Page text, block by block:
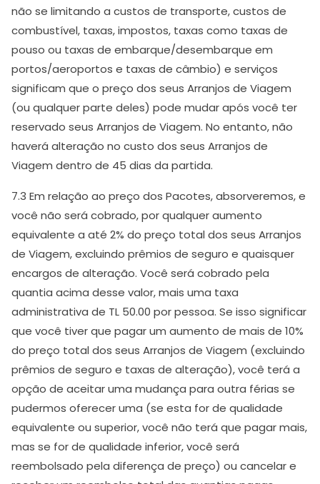
não se limitando a custos de transporte, custos de
combustível, taxas, impostos, taxas como taxas de
pouso ou taxas de embarque/desembarque em
portos/aeroportos e taxas de câmbio) e serviços
significam que o preço dos seus Arranjos de Viagem
(ou qualquer parte deles) pode mudar após você ter
reservado seus Arranjos de Viagem. No entanto, não
haverá alteração no custo dos seus Arranjos de
Viagem dentro de 45 dias da partida.
7.3 Em relação ao preço dos Pacotes, absorveremos, e
você não será cobrado, por qualquer aumento
equivalente a até 2% do preço total dos seus Arranjos
de Viagem, excluindo prêmios de seguro e quaisquer
encargos de alteração. Você será cobrado pela
quantia acima desse valor, mais uma taxa
administrativa de TL 50.00 por pessoa. Se isso significar
que você tiver que pagar um aumento de mais de 10%
do preço total dos seus Arranjos de Viagem (excluindo
prêmios de seguro e taxas de alteração), você terá a
opção de aceitar uma mudança para outra férias se
pudermos oferecer uma (se esta for de qualidade
equivalente ou superior, você não terá que pagar mais,
mas se for de qualidade inferior, você será
reembolsado pela diferença de preço) ou cancelar e